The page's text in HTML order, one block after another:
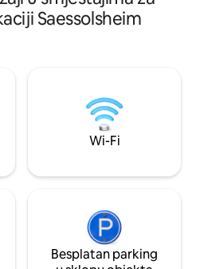
i proizvođači
mjesta otkriva
Za boravak od
od vile Météor u
12 osoba.
Saessolsheim
Wi-Fi
Besplatan parking